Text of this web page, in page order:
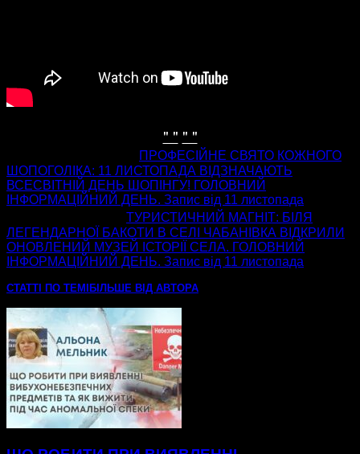
" " " "
ПРОФЕСІЙНЕ СВЯТО КОЖНОГО
ШОПОГОЛІКА: 11 ЛИСТОПАДА ВІДЗНАЧАЮТЬ
ВСЕСВІТНІЙ ДЕНЬ ШОПІНГУ! ГОЛОВНИЙ
ІНФОРМАЦІЙНИЙ ДЕНЬ. Запис від 11 листопада
ТУРИСТИЧНИЙ МАГНІТ: БІЛЯ
ЛЕГЕНДАРНОЇ БАКОТИ В СЕЛІ ЧАБАНІВКА ВІДКРИЛИ
ОНОВЛЕНИЙ МУЗЕЙ ІСТОРІЇ СЕЛА. ГОЛОВНИЙ
ІНФОРМАЦІЙНИЙ ДЕНЬ. Запис від 11 листопада
СТАТТІ ПО ТЕМІ БІЛЬШЕ ВІД АВТОРА